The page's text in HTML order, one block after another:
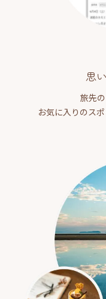
思
旅先
お気に入りのス